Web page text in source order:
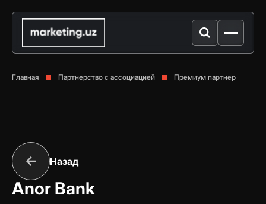
Главная Партнерство с ассоциацией Премиум партнер
Назад
Anor Bank